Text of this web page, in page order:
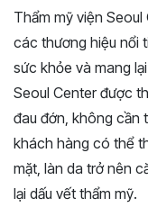
Thẩm mỹ viện
các thương hiệu nổi
sức khỏe và mang
Seoul Center được
đau đớn, không cần
khách hàng có thể
mặt, làn da trở nên
lại dấu vết thẩm mỹ.